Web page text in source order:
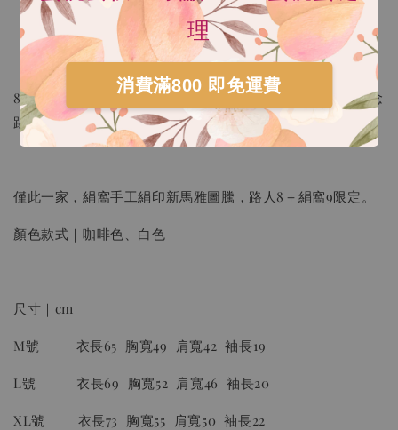
理
消費滿800 即免運費
NT$ 550
瀏覽更多
8+9聯合紀念Ｔ【新馬雅捌加玖｜路人Ｘ絹窩｜聯合同慶紀念
踢恤】
僅此一家，絹窩手工絹印新馬雅圖騰，路人8＋絹窩9限定。
顏色款式｜咖啡色、白色
尺寸｜cm
M號 衣長65 胸寬49 肩寬42 袖長19
L號 衣長69 胸寬52 肩寬46 袖長20
XL號 衣長73 胸寬55 肩寬50 袖長22